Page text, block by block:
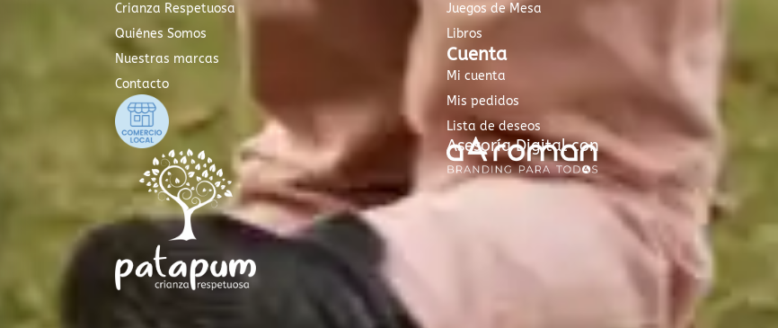
Crianza Respetuosa
Quiénes Somos
Nuestras marcas
Contacto
Juegos de Mesa
Libros
Cuenta
Mi cuenta
Mis pedidos
Lista de deseos
Asesoría Digital con